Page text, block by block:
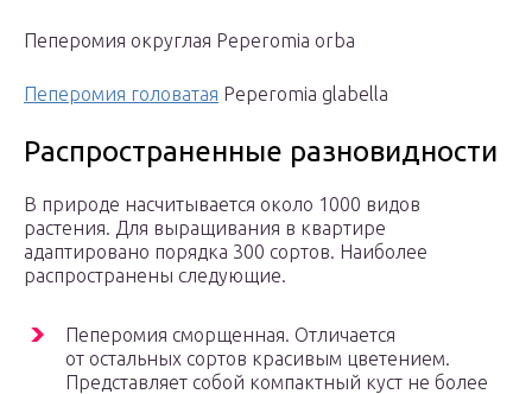
Пеперомия округлая Peperomia orba
Пеперомия головатая Peperomia glabella
Распространенные разновидности
В природе насчитывается около 1000 видов
растения. Для выращивания в квартире
адаптировано порядка 300 сортов. Наиболее
распространены следующие.
Пеперомия сморщенная. Отличается
от остальных сортов красивым цветением.
Представляет собой компактный куст не более